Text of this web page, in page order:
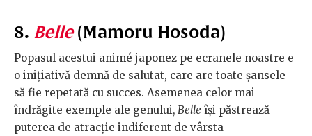
8. Belle(Mamoru Hosoda)
Popasul acestui animé japonez pe ecranele noastre e
o inițiativă demnă de salutat, care are toate șansele
să fie repetată cu succes. Asemenea celor mai
îndrăgite exemple ale genului, Belle își păstrează
puterea de atracție indiferent de vârsta